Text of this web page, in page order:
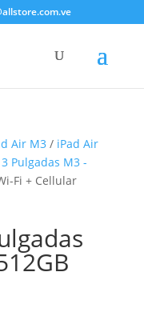
Air M3/ iPad Air
Pulgadas M3 -
Fi + Cellular